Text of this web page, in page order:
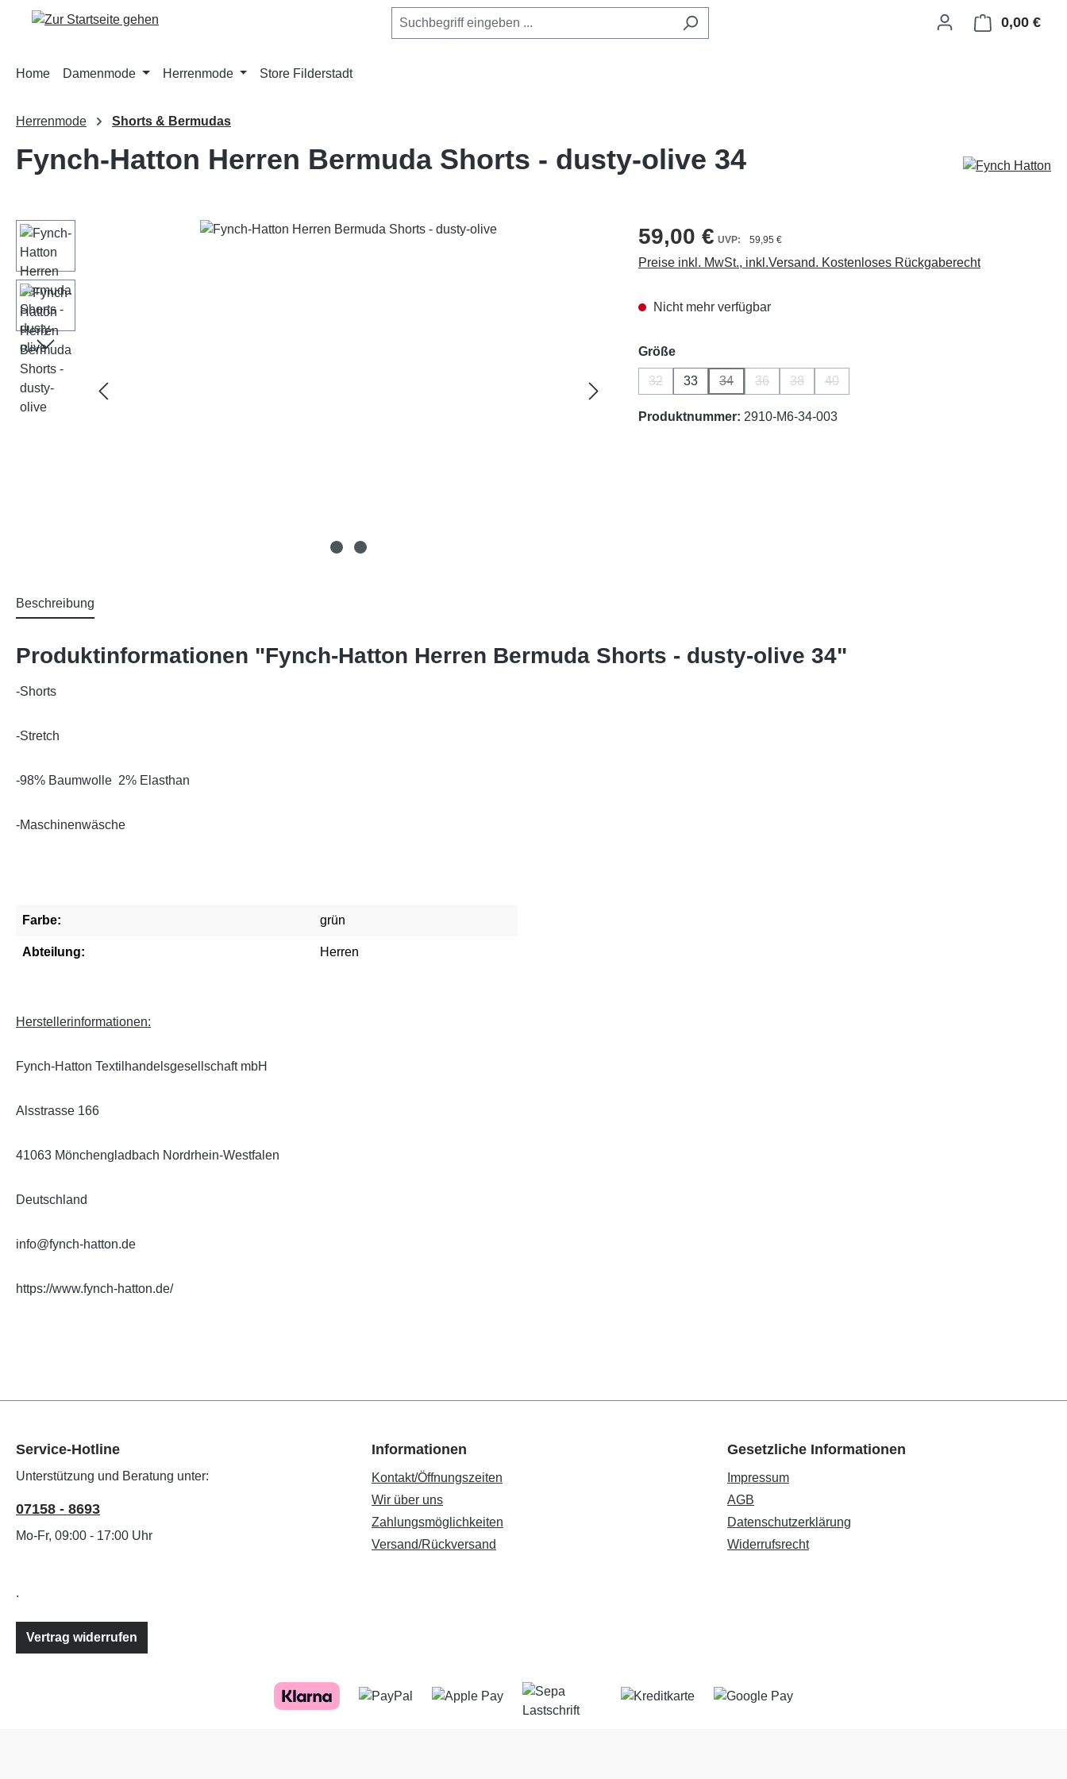
Hauptinhalt springen
Zur Suche springen
Zur Hauptnavigation springen 0,00 €
Home Damenmode Herrenmode Store Filderstadt
Herrenmode Shorts & Bermudas
Fynch-Hatton Herren Bermuda Shorts - dusty-olive 34
Bildergalerie überspringen 59,00 € 59,95 €
Preise inkl. MwSt., inkl.Versand. Kostenloses Rückgaberecht
Nicht mehr verfügbar
Größeauswählen
32
(Diese Option ist zurzeit nicht verfügbar.)
33 34
(Diese Option ist zurzeit nicht verfügbar.)
36 38 40
Produktnummer: 2910-M6-34-003
Beschreibung
Produktinformationen "Fynch-Hatton Herren Bermuda Shorts - dusty-olive 34"
-Shorts
-Stretch
-98% Baumwolle 2% Elasthan
-Maschinenwäsche
Farbe: grün
Abteilung: Herren
Herstellerinformationen:
Fynch-Hatton Textilhandelsgesellschaft mbH
Alsstrasse 166
41063 Mönchengladbach Nordrhein-Westfalen
Deutschland
info@fynch-hatton.de
https://www.fynch-hatton.de/
Service-Hotline
Unterstützung und Beratung unter:
07158 - 8693
Mo-Fr, 09:00 - 17:00 Uhr
.
Vertrag widerrufen
Informationen
Kontakt/Öffnungszeiten
Wir über uns
Zahlungsmöglichkeiten
Versand/Rückversand
Gesetzliche Informationen
Impressum
AGB
Datenschutzerklärung
Widerrufsrecht